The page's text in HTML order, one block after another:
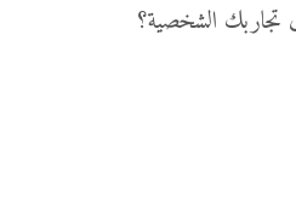
تجاربك الشخصية؟